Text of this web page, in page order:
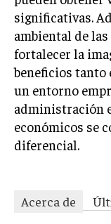
ÉTICA
SOCIAL
BLOG
Acerca de Últimas
significativas.
ambiental de
fortalecer la
beneficios tanto
un entorno
administración
económicos se
diferencial.
Acerca de